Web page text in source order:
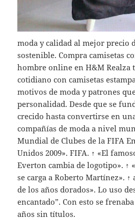
moda y calidad al mejor precio
sostenible. Compra camisetas
hombre online en H&M Realza
cotidiano con camisetas
motivos de moda y patrones
personalidad. Desde que se
crecido hasta convertirse en
compañías de moda a nivel
Mundial de Clubes de la FIFA
Unidos 2009». FIFA. ↑ «El
Everton cambia de logotipo». ↑
se carga a Roberto Martínez».
de los años dorados». Lo uso
encantado”. Con esto se
años sin títulos.